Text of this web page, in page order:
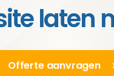
laten
Offerte aanvragen